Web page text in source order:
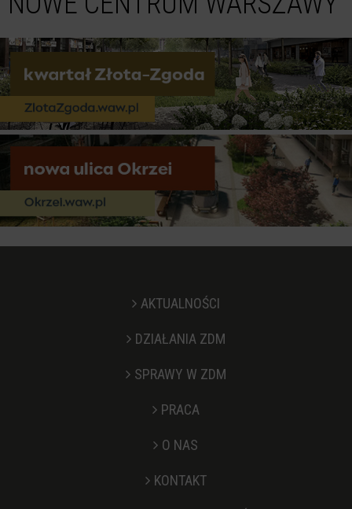
AKTUALNOŚCI
DZIAŁANIA ZDM
SPRAWY W ZDM
PRACA
O NAS
KONTAKT